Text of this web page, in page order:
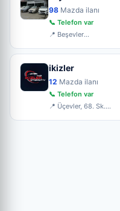
98 Mazda ilanı
📞 Telefon var
📍 Beşevler
5.blok no:6
ikizler
12 Mazda ilanı
📞 Telefon var
📍 Üçevler, 68. Sk.